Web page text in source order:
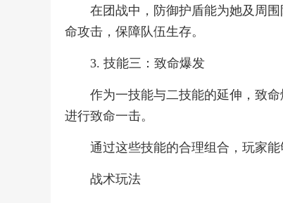
在团战中，防御护盾能为她及周
命攻击，保障队伍生存。
3. 技能三：致命爆发
作为一技能与二技能的延伸，致
进行致命一击。
通过这些技能的合理组合，玩家
战术玩法